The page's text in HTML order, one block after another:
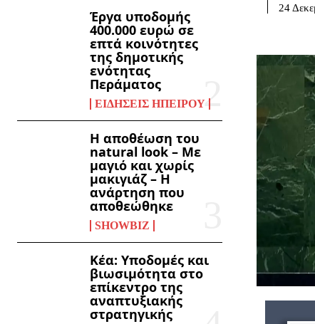
Έργα υποδομής
400.000 ευρώ σε
επτά κοινότητες
της δημοτικής
ενότητας
Περάματος
ΕΙΔΉΣΕΙΣ ΗΠΕΊΡΟΥ
Η αποθέωση του
natural look – Με
μαγιό και χωρίς
μακιγιάζ – Η
ανάρτηση που
αποθεώθηκε
SHOWBIZ
Kέα: Υποδομές και
βιωσιμότητα στο
επίκεντρο της
αναπτυξιακής
στρατηγικής
24